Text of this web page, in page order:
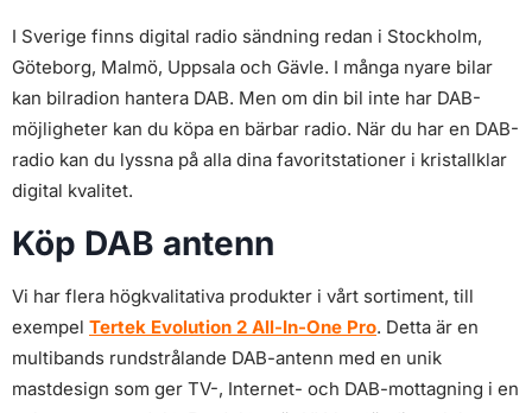
I Sverige finns digital radio sändning redan i Stockholm,
Göteborg, Malmö, Uppsala och Gävle. I många nyare bilar
kan bilradion hantera DAB. Men om din bil inte har DAB-
möjligheter kan du köpa en bärbar radio. När du har en DAB-
radio kan du lyssna på alla dina favoritstationer i kristallklar
digital kvalitet.
Köp DAB antenn
Vi har flera högkvalitativa produkter i vårt sortiment, till
exempel Tertek Evolution 2 All-In-One Pro. Detta är en
multibands rundstrålande DAB-antenn med en unik
mastdesign som ger TV-, Internet- och DAB-mottagning i en